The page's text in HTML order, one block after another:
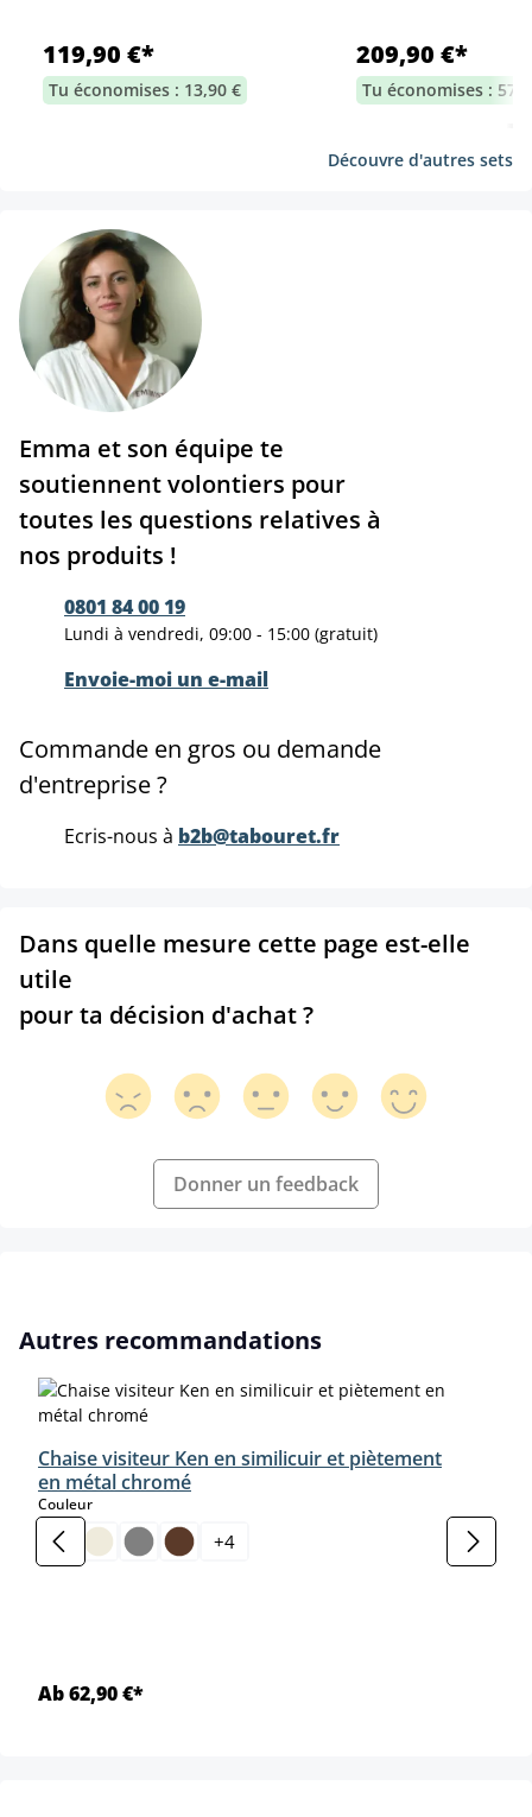
119,90 €*
Tu économises : 13,90 €
209,90 €*
Tu économises :
Découvre d'autres sets
Emma et son équipe te
soutiennent volontiers pour
toutes les questions relatives à
nos produits !
0801 84 00 19
Lundi à vendredi, 09:00 - 15:00 (gratuit)
Envoie-moi un e-mail
Commande en gros ou demande
d'entreprise ?
Ecris-nous à b2b@tabouret.fr
Dans quelle mesure cette page est-elle
utile
pour ta décision d'achat ?
Donner un feedback
Ignorer la galerie de produits
Autres recommandations
Chaise visiteur Ken en similicuir et piètement
en métal chromé
Couleurselect
+4
Ab 62,90 €*